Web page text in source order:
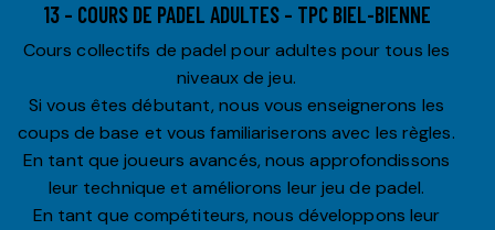
13 – COURS DE PADEL ADULTES – TPC BIEL-BIENNE
Cours collectifs de padel pour adultes pour tous les
niveaux de jeu.
Si vous êtes débutant, nous vous enseignerons les
coups de base et vous familiariserons avec les règles.
En tant que joueurs avancés, nous approfondissons
leur technique et améliorons leur jeu de padel.
En tant que compétiteurs, nous développons leur